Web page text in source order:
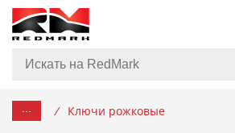
... / Ключи рожковые